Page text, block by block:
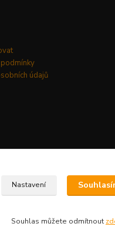
údajů
Nastavení
Souhlas můžete odmítnout